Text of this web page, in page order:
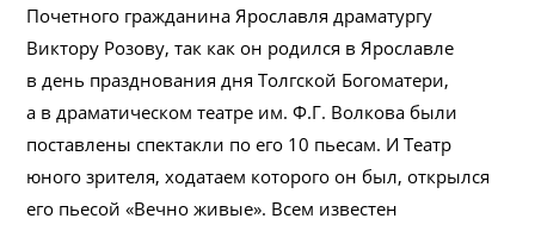
Почетного гражданина Ярославля драматургу
Виктору Розову, так как он родился в Ярославле
в день празднования дня Толгской Богоматери,
а в драматическом театре им. Ф.Г. Волкова были
поставлены спектакли по его 10 пьесам. И Театр
юного зрителя, ходатаем которого он был, открылся
его пьесой «Вечно живые». Всем известен